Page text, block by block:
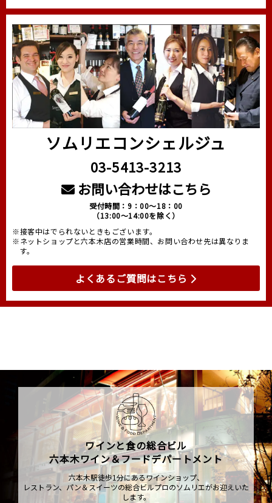
ソムリエコンシェルジュ
03-5413-3213
お問い合わせはこちら
受付時間：9：00～18：00
（13:00～14:00を除く）
※接客中はでられないときもございます。
※ネットショップと六本木店の営業時間、お問い合わせ先は異なりま
す。
よくあるご質問はこちら
ワインと食の総合ビル
六本木ワイン＆フードデパートメント
六本木駅徒歩1分にあるワインショップ、
レストラン、パン＆スイーツの総合ビルプロのソムリエがお迎えいた
します。